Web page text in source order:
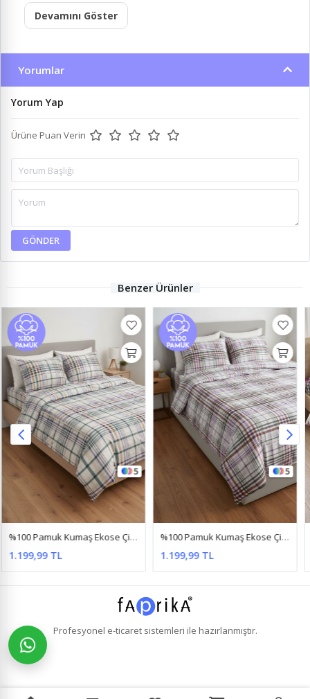
Devamını Göster
Yorumlar
Yorum Yap
Ürüne Puan Verin
GÖNDER
Benzer Ürünler
5
%100 Pamuk Kumaş Ekose Çizgili Desen Çift Kişilik Nevresim Takımı Lila
1.199,99 TL
4
%100 Pamuk Kumaş Yeni Buket Desen Tek Kişilik Nevresim Takımı Mor
990,99 TL
Profesyonel e-ticaretsistemleri ile hazırlanmıştır.